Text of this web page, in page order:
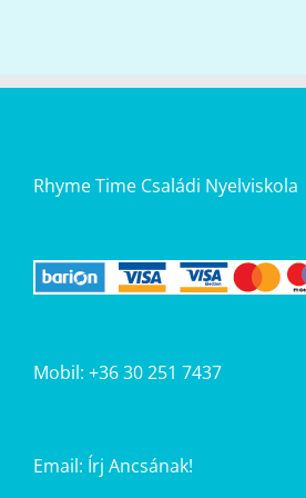
Rhyme Time Családi Nyelviskola
Mobil: +36 30 251 7437
Email: Írj Ancsának!